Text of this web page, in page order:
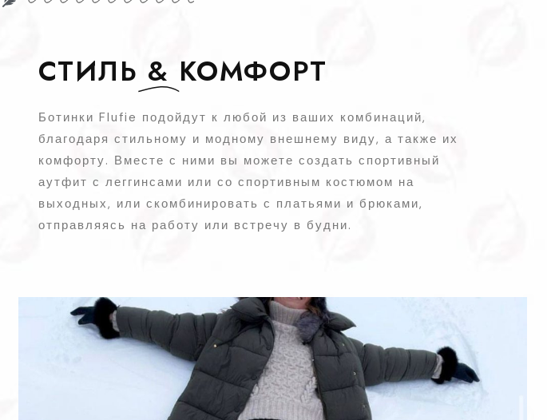
СТИЛЬ & КОМФОРТ
Ботинки Flufie подойдут к любой из ваших комбинаций,
благодаря стильному и модному внешнему виду, а также их
комфорту. Вместе с ними вы можете создать спортивный
аутфит с леггинсами или со спортивным костюмом на
выходных, или скомбинировать с платьями и брюками,
отправляясь на работу или встречу в будни.